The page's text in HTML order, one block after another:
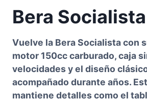
Bera
Vuelve la Bera Socialista con
motor 150cc carburado, caja
velocidades y el diseño
acompañado durante años.
mantiene detalles como el